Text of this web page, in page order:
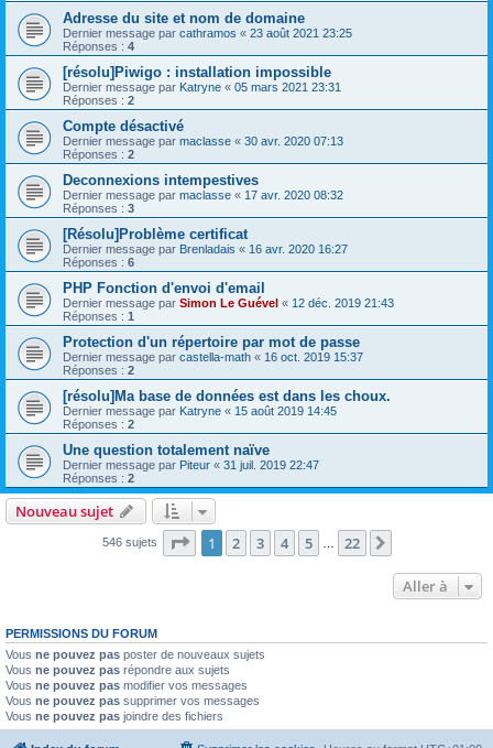
Adresse du site et nom de domaine
Dernier message par cathramos « 23 août 2021 23:25
Réponses : 4
[résolu]Piwigo : installation impossible
Dernier message par Katryne « 05 mars 2021 23:31
Réponses : 2
Compte désactivé
Dernier message par maclasse « 30 avr. 2020 07:13
Réponses : 2
Deconnexions intempestives
Dernier message par maclasse « 17 avr. 2020 08:32
Réponses : 3
[Résolu]Problème certificat
Dernier message par Brenladais « 16 avr. 2020 16:27
Réponses : 6
PHP Fonction d'envoi d'email
Dernier message par Simon Le Guével « 12 déc. 2019 21:43
Réponses : 1
Protection d'un répertoire par mot de passe
Dernier message par castella-math « 16 oct. 2019 15:37
Réponses : 2
[résolu]Ma base de données est dans les choux.
Dernier message par Katryne « 15 août 2019 14:45
Réponses : 2
Une question totalement naïve
Dernier message par Piteur « 31 juil. 2019 22:47
Réponses : 2
Nouveau sujet
546 sujets Page 1sur22
1 2 3 4 5 22
Aller à
PERMISSIONS DU FORUM
Vous ne pouvez pas poster de nouveaux sujets
Vous ne pouvez pas répondre aux sujets
Vous ne pouvez pas modifier vos messages
Vous ne pouvez pas supprimer vos messages
Vous ne pouvez pas joindre des fichiers